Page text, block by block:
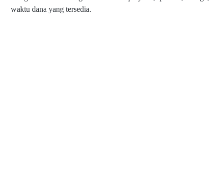
waktu dana yang tersedia.